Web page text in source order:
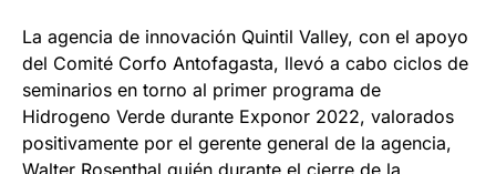
La agencia de innovación Quintil Valley, con el apoyo
del Comité Corfo Antofagasta, llevó a cabo ciclos de
seminarios en torno al primer programa de
Hidrogeno Verde durante Exponor 2022, valorados
positivamente por el gerente general de la agencia,